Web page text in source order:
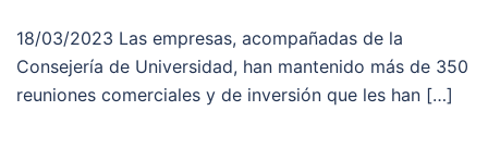
18/03/2023 Las empresas, acompañadas de la
Consejería de Universidad, han mantenido más de 350
reuniones comerciales y de inversión que les han […]